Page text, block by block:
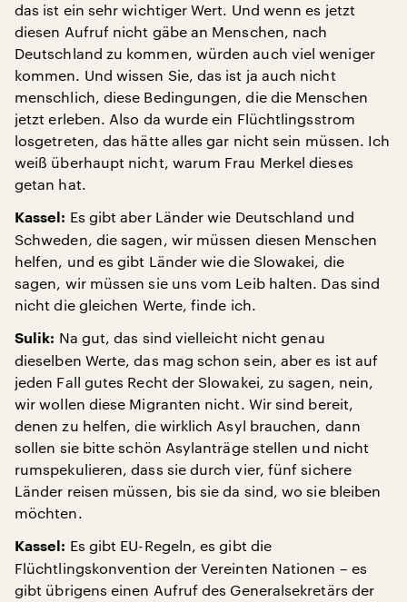
das ist ein sehr wichtiger Wert. Und wenn es jetzt
diesen Aufruf nicht gäbe an Menschen, nach
Deutschland zu kommen, würden auch viel weniger
kommen. Und wissen Sie, das ist ja auch nicht
menschlich, diese Bedingungen, die die Menschen
jetzt erleben. Also da wurde ein Flüchtlingsstrom
losgetreten, das hätte alles gar nicht sein müssen. Ich
weiß überhaupt nicht, warum Frau Merkel dieses
getan hat.
Kassel: Es gibt aber Länder wie Deutschland und
Schweden, die sagen, wir müssen diesen Menschen
helfen, und es gibt Länder wie die Slowakei, die
sagen, wir müssen sie uns vom Leib halten. Das sind
nicht die gleichen Werte, finde ich.
Sulik: Na gut, das sind vielleicht nicht genau
dieselben Werte, das mag schon sein, aber es ist auf
jeden Fall gutes Recht der Slowakei, zu sagen, nein,
wir wollen diese Migranten nicht. Wir sind bereit,
denen zu helfen, die wirklich Asyl brauchen, dann
sollen sie bitte schön Asylanträge stellen und nicht
rumspekulieren, dass sie durch vier, fünf sichere
Länder reisen müssen, bis sie da sind, wo sie bleiben
möchten.
Kassel: Es gibt EU-Regeln, es gibt die
Flüchtlingskonvention der Vereinten Nationen – es
gibt übrigens einen Aufruf des Generalsekretärs der